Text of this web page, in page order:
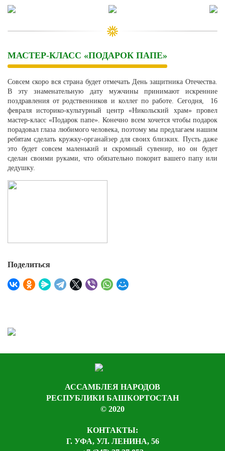
Skip
content
МАСТЕР-КЛАСС «ПОДАРОК ПАПЕ»
Совсем скоро вся страна будет отмечать День защитника Отечества.
В эту знаменательную дату мужчины принимают искренние
поздравления от родственников и коллег по работе. Сегодня, 16
февраля историко-культурный центр «Никольский храм» провел
мастер-класс «Подарок папе». Конечно всем хочется чтобы подарок
порадовал глаза любимого человека, поэтому мы предлагаем нашим
ребятам сделать кружку-органайзер для своих близких. Пусть даже
это будет совсем маленький и скромный сувенир, но он будет
сделан своими руками, что обязательно покорит вашего папу или
дедушку.
Поделиться
АССАМБЛЕЯ НАРОДОВ
РЕСПУБЛИКИ БАШКОРТОСТАН
© 2020
КОНТАКТЫ:
Г. УФА, УЛ. ЛЕНИНА, 56